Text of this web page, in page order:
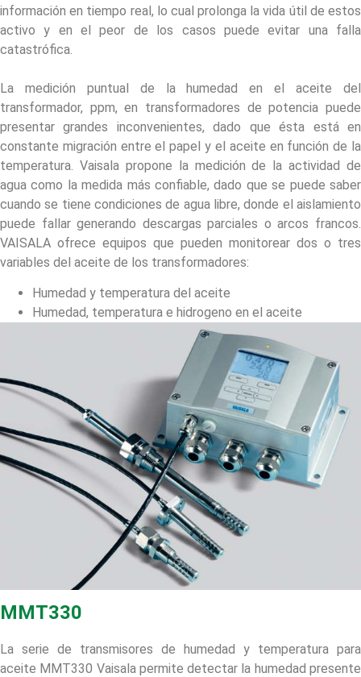
información en tiempo real, lo cual prolonga la vida útil de estos
activo y en el peor de los casos puede evitar una falla
catastrófica.
La medición puntual de la humedad en el aceite del
transformador, ppm, en transformadores de potencia puede
presentar grandes inconvenientes, dado que ésta está en
constante migración entre el papel y el aceite en función de la
temperatura. Vaisala propone la medición de la actividad de
agua como la medida más confiable, dado que se puede saber
cuando se tiene condiciones de agua libre, donde el aislamiento
puede fallar generando descargas parciales o arcos francos.
VAISALA ofrece equipos que pueden monitorear dos o tres
variables del aceite de los transformadores:
Humedad y temperatura del aceite
Humedad, temperatura e hidrogeno en el aceite
MMT330
La serie de transmisores de humedad y temperatura para
aceite MMT330 Vaisala permite detectar la humedad presente